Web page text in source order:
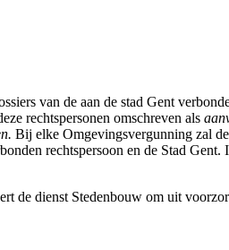
van de aan de stad Gent
rechtspersonen omschreven als
Bij elke Omgevingsvergunning zal
rechtspersoon en de Stad Gent.
de dienst Stedenbouw om uit